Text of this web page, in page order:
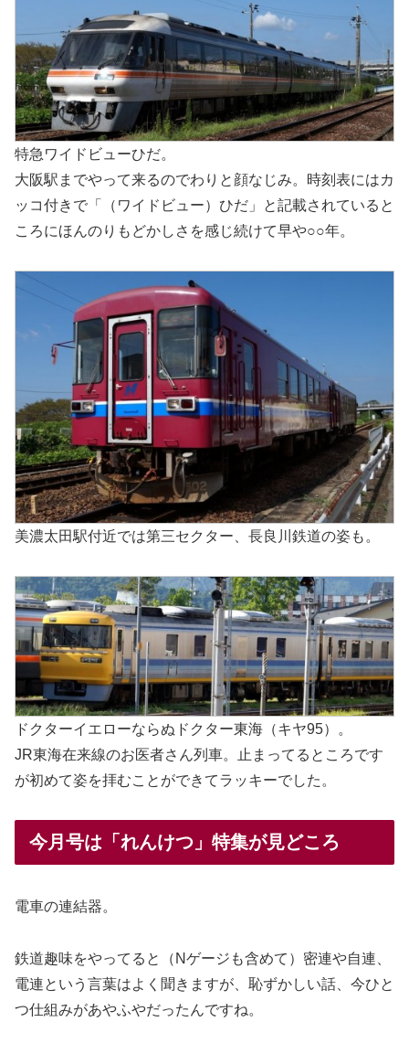
特急ワイドビューひだ。
大阪駅までやって来るのでわりと顔なじみ。時刻表にはカ
ッコ付きで「（ワイドビュー）ひだ」と記載されていると
ころにほんのりもどかしさを感じ続けて早や○○年。
美濃太田駅付近では第三セクター、長良川鉄道の姿も。
ドクターイエローならぬドクター東海（キヤ95）。
JR東海在来線のお医者さん列車。止まってるところです
が初めて姿を拝むことができてラッキーでした。
今月号は「れんけつ」特集が見どころ
電車の連結器。
鉄道趣味をやってると（Nゲージも含めて）密連や自連、
電連という言葉はよく聞きますが、恥ずかしい話、今ひと
つ仕組みがあやふやだったんですね。